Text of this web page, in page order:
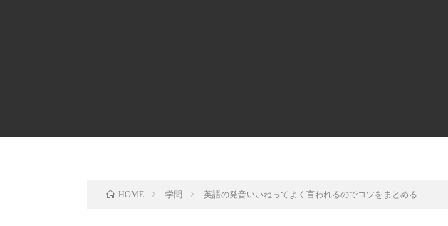
HOME 学問 英語の発音いいねってよく言われるのでコツをまとめる